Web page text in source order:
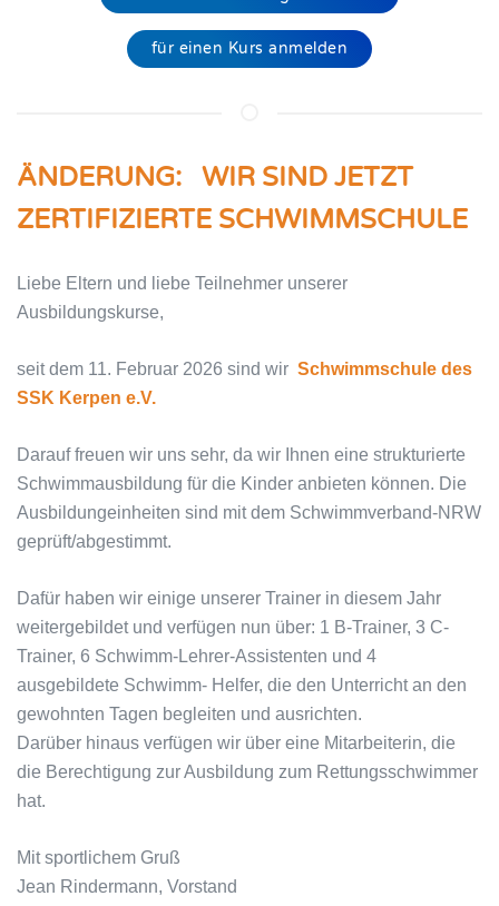
für einen Kurs anmelden
ÄNDERUNG: WIR SIND JETZT
ZERTIFIZIERTE SCHWIMMSCHULE
Liebe Eltern und liebe Teilnehmer unserer
Ausbildungskurse,
seit dem 11. Februar 2026 sind wir Schwimmschule des
SSK Kerpen e.V.
Darauf freuen wir uns sehr, da wir Ihnen eine strukturierte
Schwimmausbildung für die Kinder anbieten können. Die
Ausbildungeinheiten sind mit dem Schwimmverband-NRW
geprüft/abgestimmt.
Dafür haben wir einige unserer Trainer in diesem Jahr
weitergebildet und verfügen nun über: 1 B-Trainer, 3 C-
Trainer, 6 Schwimm-Lehrer-Assistenten und 4
ausgebildete Schwimm- Helfer, die den Unterricht an den
gewohnten Tagen begleiten und ausrichten.
Darüber hinaus verfügen wir über eine Mitarbeiterin, die
die Berechtigung zur Ausbildung zum Rettungsschwimmer
hat.
Mit sportlichem Gruß
Jean Rindermann, Vorstand